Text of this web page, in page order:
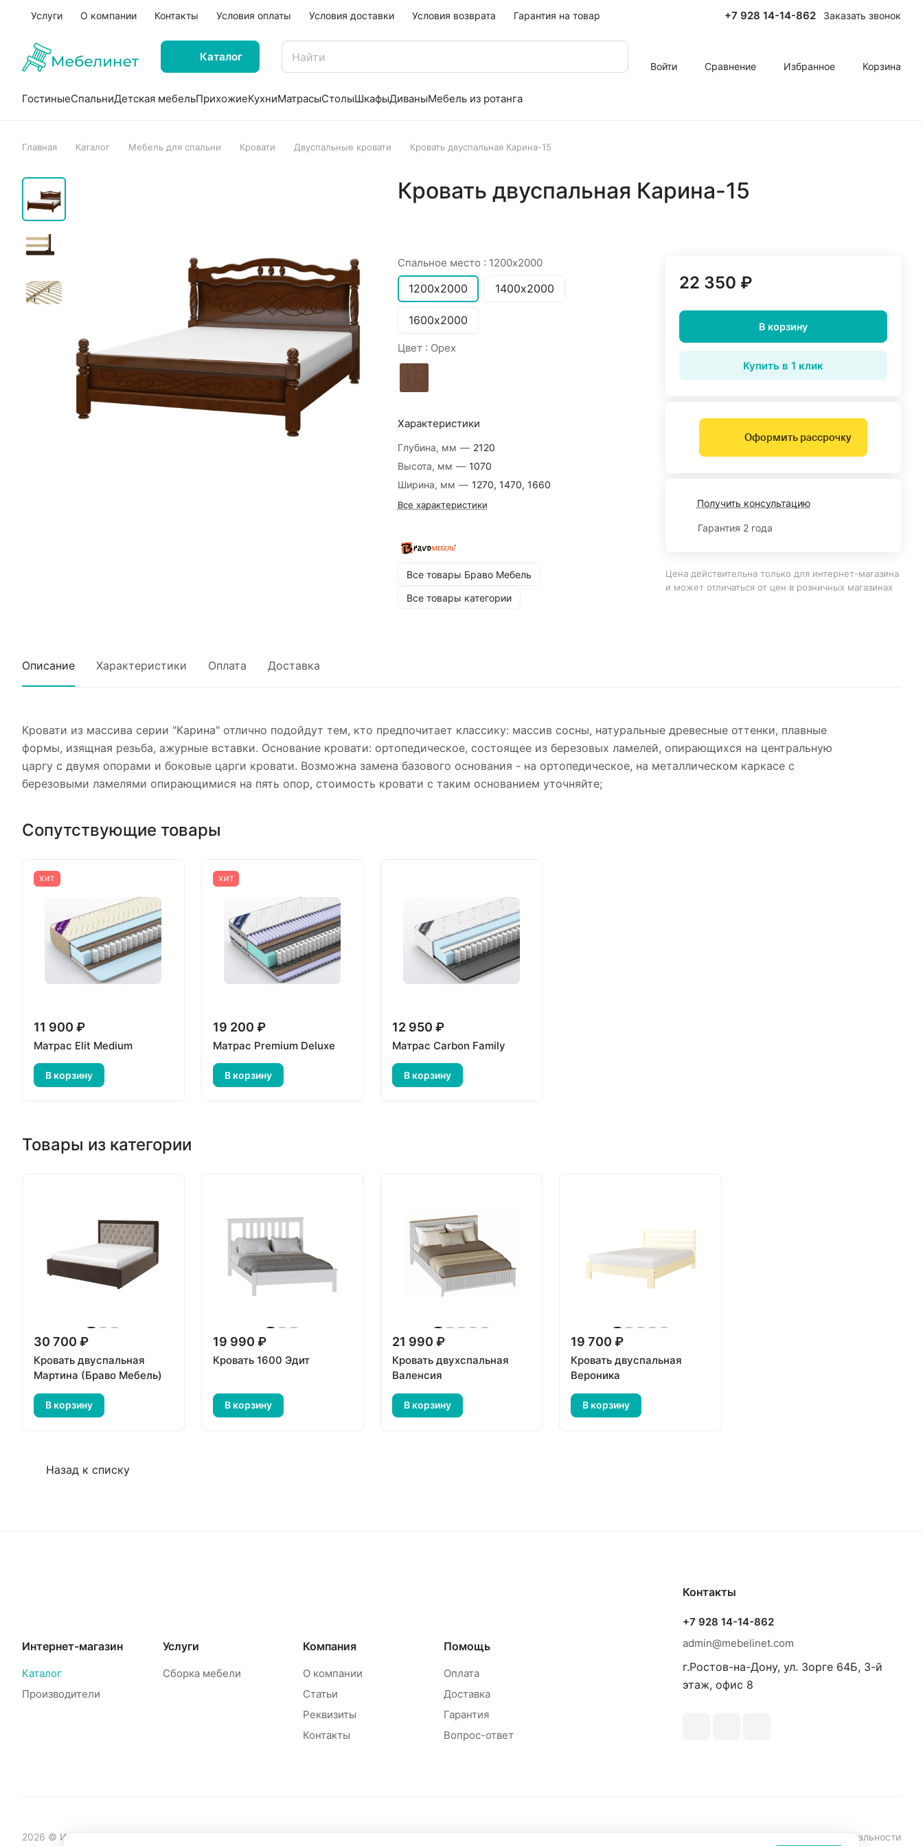
Услуги О компании Контакты Условия оплаты Условия доставки Условия возврата Гарантия на товар +7 928 14-14-862 Заказать звонок
Каталог
Войти Сравнение Избранное Корзина
ГостиныеСпальниДетская мебельПрихожиеКухниМатрасыСтолыШкафыДиваныМебель из ротанга
Главная Каталог Мебель для спальни Кровати Двуспальные кровати Кровать двуспальная Карина-15
Кровать двуспальная Карина-15
Спальное место : 1200х2000
1200х2000 1400х2000
1600х2000
Цвет : Орех
Характеристики
Глубина, мм — 2120
Высота, мм — 1070
Ширина, мм — 1270, 1470, 1660
Все характеристики
Все товары Браво Мебель
Все товары категории
22 350 ₽
В корзину
Купить в 1 клик
Оформить рассрочку
Получить консультацию
Гарантия 2 года
Цена действительна только для интернет-магазина
и может отличаться от цен в розничных магазинах
Описание Характеристики Оплата Доставка
Кровати из массива серии "Карина" отлично подойдут тем, кто предпочитает классику: массив сосны, натуральные древесные оттенки, плавные
формы, изящная резьба, ажурные вставки. Основание кровати: ортопедическое, состоящее из березовых ламелей, опирающихся на центральную
царгу с двумя опорами и боковые царги кровати. Возможна замена базового основания - на ортопедическое, на металлическом каркасе с
березовыми ламелями опирающимися на пять опор, стоимость кровати с таким основанием уточняйте;
Сопутствующие товары
ХИТ
11 900 ₽
Матрас Elit Medium
В корзину
ХИТ
19 200 ₽
Матрас Premium Deluxe
В корзину
12 950 ₽
Матрас Carbon Family
В корзину
Товары из категории
30 700 ₽
Кровать двуспальная
Мартина (Браво Мебель)
В корзину
19 990 ₽
Кровать 1600 Эдит
В корзину
21 990 ₽
Кровать двухспальная
Валенсия
В корзину
19 700 ₽
Кровать двуспальная
Вероника
В корзину
Назад к списку
Интернет-магазин
Каталог
Производители
Услуги
Сборка мебели
Компания
О компании
Статьи
Реквизиты
Контакты
Помощь
Оплата
Доставка
Гарантия
Вопрос-ответ
Контакты
+7 928 14-14-862
admin@mebelinet.com
г.Ростов-на-Дону, ул. Зорге 64Б, 3-й
этаж, офис 8
2026 © Интернет-магазин мебели Mebelinet Политика конфиденциальности